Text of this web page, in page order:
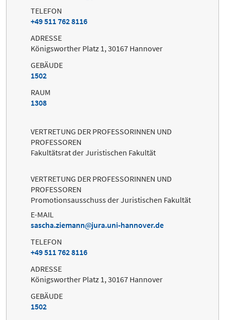
TELEFON
+49 511 762 8116
ADRESSE
Königsworther Platz 1, 30167 Hannover
GEBÄUDE
1502
RAUM
1308
VERTRETUNG DER PROFESSORINNEN UND
PROFESSOREN
Fakultätsrat der Juristischen Fakultät
VERTRETUNG DER PROFESSORINNEN UND
PROFESSOREN
Promotionsausschuss der Juristischen Fakultät
E-MAIL
sascha.ziemann
jura.uni-hannover.de
TELEFON
+49 511 762 8116
ADRESSE
Königsworther Platz 1, 30167 Hannover
GEBÄUDE
1502